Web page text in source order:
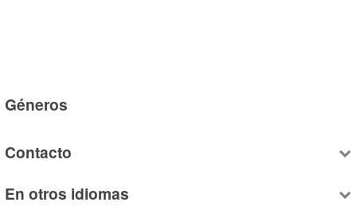
Géneros
Contacto
En otros idiomas